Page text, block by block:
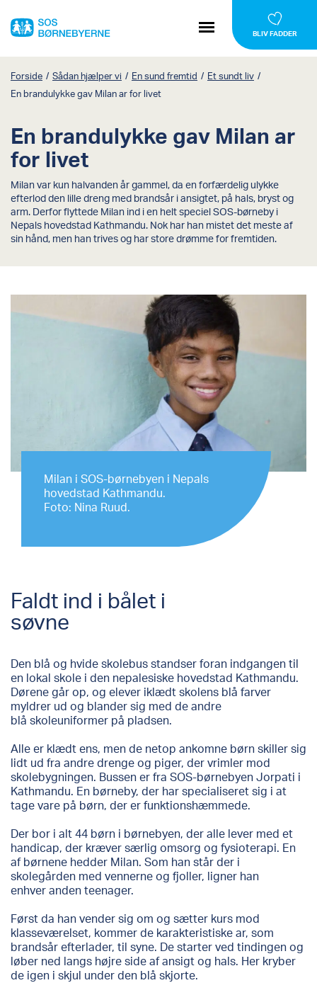
BLIV FADDER
Forside / Sådan hjælper vi / En sund fremtid / Et sundt liv /
En brandulykke gav Milan ar for livet
En brandulykke gav Milan ar
for livet
Milan var kun halvanden år gammel, da en forfærdelig ulykke
efterlod den lille dreng med brandsår i ansigtet, på hals, bryst og
arm. Derfor flyttede Milan ind i en helt speciel SOS-børneby i
Nepals hovedstad Kathmandu. Nok har han mistet det meste af
sin hånd, men han trives og har store drømme for fremtiden.
Milan i SOS-børnebyen i Nepals
hovedstad Kathmandu.
Foto: Nina Ruud.
Faldt ind i bålet i
søvne
Den blå og hvide skolebus standser foran indgangen til
en lokal skole i den nepalesiske hovedstad Kathmandu.
Dørene går op, og elever iklædt skolens blå farver
myldrer ud og blander sig med de andre
blå skoleuniformer på pladsen.
Alle er klædt ens, men de netop ankomne børn skiller sig
lidt ud fra andre drenge og piger, der vrimler mod
skolebygningen. Bussen er fra SOS-børnebyen Jorpati i
Kathmandu. En børneby, der har specialiseret sig i at
tage vare på børn, der er funktionshæmmede.
Der bor i alt 44 børn i børnebyen, der alle lever med et
handicap, der kræver særlig omsorg og fysioterapi. En
af børnene hedder Milan. Som han står der i
skolegården med vennerne og fjoller, ligner han
enhver anden teenager.
Først da han vender sig om og sætter kurs mod
klasseværelset, kommer de karakteristiske ar, som
brandsår efterlader, til syne. De starter ved tindingen og
løber ned langs højre side af ansigt og hals. Her kryber
de igen i skjul under den blå skjorte.